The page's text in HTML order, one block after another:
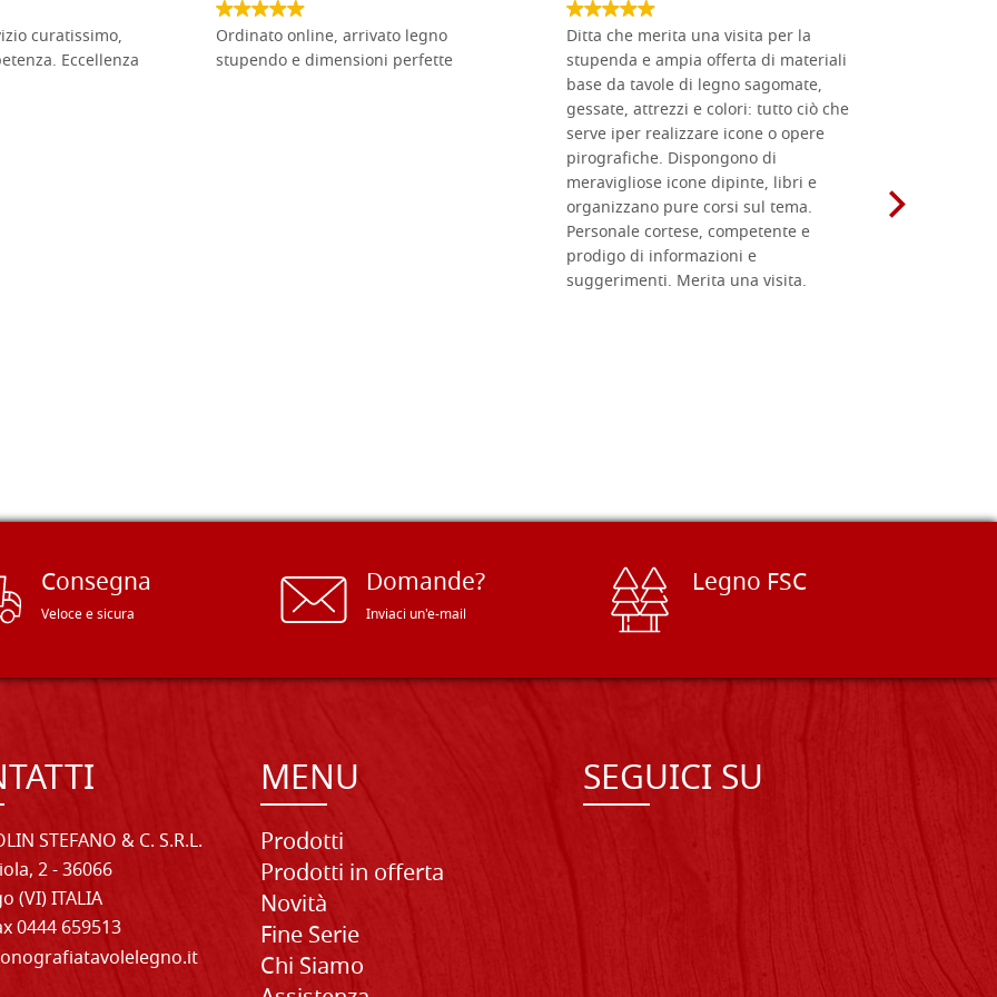
curatissimo,
Eccellenza
Ordinato online, arrivato legno
stupendo e dimensioni perfette
Ditta che merita una visita per la
stupenda e ampia offerta di materiali
base da tavole di legno sagomate,
gessate, attrezzi e colori: tutto ciò che
serve iper realizzare icone o opere
pirografiche. Dispongono di
meravigliose icone dipinte, libri e
organizzano pure corsi sul tema.
Personale cortese, competente e
prodigo di informazioni e
suggerimenti. Merita una visita.
Consegna
Veloce e sicura
Domande?
Inviaci un'e-mail
Legno FSC
STEFANO & C. S.R.L.
2 - 36066
(VI) ITALIA
0444 659513
MENU
Prodotti
Prodotti in offerta
Novità
Fine Serie
Chi Siamo
SEGUICI SU